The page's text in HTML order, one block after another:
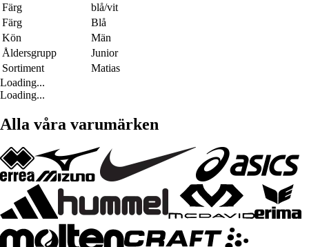
Färg
blå/vit
Färg
Blå
Kön
Män
Åldersgrupp
Junior
Sortiment
Matias
Loading...
Loading...
Alla våra varumärken